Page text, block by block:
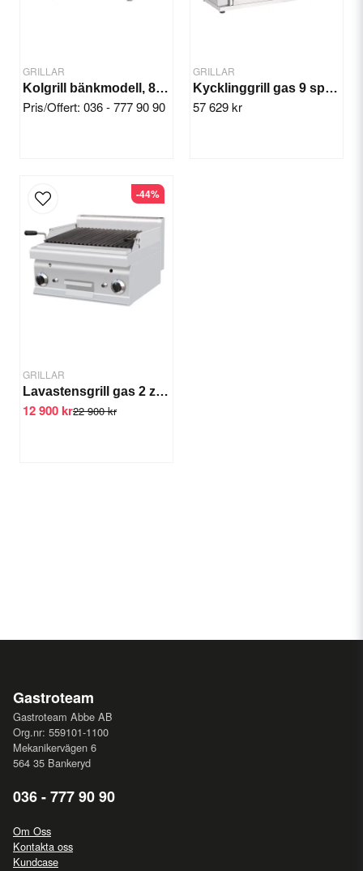
GRILLAR
Kolgrill bänkmodell, 800x500x800 mm
Pris/Offert: 036 - 777 90 90
GRILLAR
Kycklinggrill gas 9 spett, 36-45 st
57 629 kr
GRILLAR
Lavastensgrill gas 2 zon 800x700x290 mm
22 900 kr
12 900 kr
-44%
Gastroteam
Gastroteam Abbe AB
Org.nr: 559101-1100
Mekanikervägen 6
564 35 Bankeryd
036 - 777 90 90
Om Oss
Kontakta oss
Kundcase